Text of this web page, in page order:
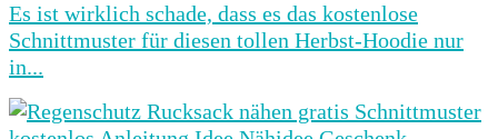
Es ist wirklich schade, dass es das kostenlose
Schnittmuster für diesen tollen Herbst-Hoodie nur
in...